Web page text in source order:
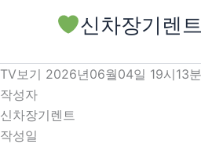
로
건
너
뛰
신차장기렌트
TV보기 2026년06월04일 19시13
작성자
신차장기렌트
작성일